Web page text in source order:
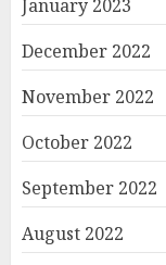
January 2023
December 2022
November 2022
October 2022
September 2022
August 2022